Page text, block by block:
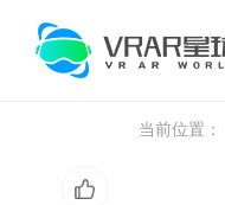
当前位置：